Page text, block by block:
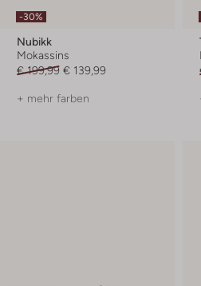
-30%
Nubikk
Mokassins
€ 199,99 € 139,99
+ mehr farben